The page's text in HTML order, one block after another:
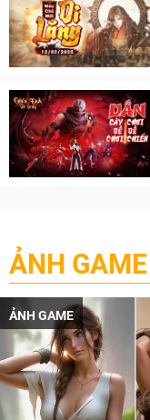
ẢNH GAME
ẢNH GAME